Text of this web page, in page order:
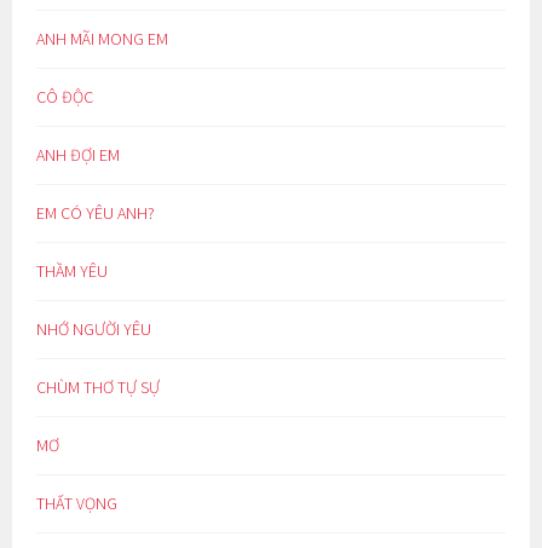
ANH MÃI MONG EM
CÔ ĐỘC
ANH ĐỢI EM
EM CÓ YÊU ANH?
THẦM YÊU
NHỚ NGƯỜI YÊU
CHÙM THƠ TỰ SỰ
MƠ
THẤT VỌNG